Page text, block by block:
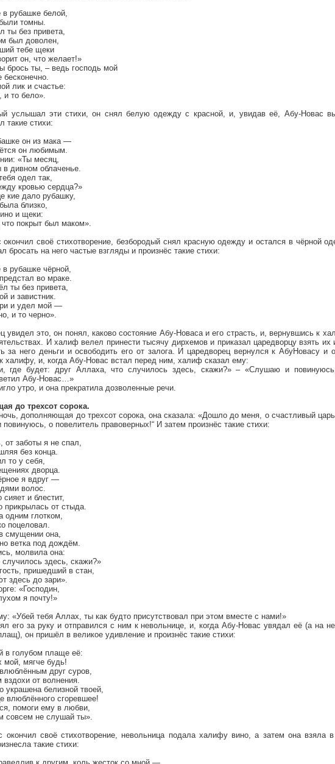
рубашке белой,
томны.
ты без привета,
был доволен,
тебе щеки
он, что желает!»
брось ты, – ведь господь мой
бесконечно.
лик и счастье:
и то бело».
услышал эти стихи, он снял белую одежду с красной, и, увидав её, Абу-Новас
такие стихи:
он из мака —
он любимым.
«Ты месяц,
дивном облаченье.
одел так,
кровью сердца?»
кие дало рубашку,
близко,
и щеки:
покрыт был маком».
окончил своё стихотворение, безбородый снял красную одежду и остался в чёрной
бросать на него частые взгляды и произнёс такие стихи:
рубашке чёрной,
во мраке.
ты без привета,
и завистник.
и удел мой —
и то черно».
увидел это, он понял, каково состояние Абу-Новаса и его страсть, и, вернувшись к
И халиф велел принести тысячу дирхемов и приказал царедворцу взять их
за него деньги и освободить его от залога. И царедворец вернулся к АбуНовасу и
халифу, и, когда Абу-Новас встал перед ним, халиф сказал ему:
где будет: друг Аллаха, что случилось здесь, скажи?» – «Слушаю и
Абу-Новас…»
утро, и она прекратила дозволенные речи.
до трехсот сорока.
дополняющая до трехсот сорока, она сказала: «Дошло до меня, о счастливый
о повелитель правоверных!“ И затем произнёс такие стихи:
заботы я не спал,
без конца.
то у себя,
дворца.
я вдруг —
волос.
и блестит,
прикрылась от стыда.
глотком,
поцеловал.
смущении она,
ветка под дождём.
молвила она:
здесь, скажи?»
пришедший в стан,
здесь до зари».
«Господин,
я почту!»
«Убей тебя Аллах, ты как будто присутствовал при этом вместе с нами!»
его за руку и отправился с ним к невольнице, и, когда Абу-Новас увядал её (а на
он пришёл в великое удивление и произнёс такие стихи:
в голубом плаще её:
мой, мягче будь!
друг суров,
от волнения.
украшена белизной твоей,
влюблённого сгоревшее!
помоги ему в любви,
совсем не слушай ты».
окончил своё стихотворение, невольница подала халифу вино, а затем она взяла
такие стихи: